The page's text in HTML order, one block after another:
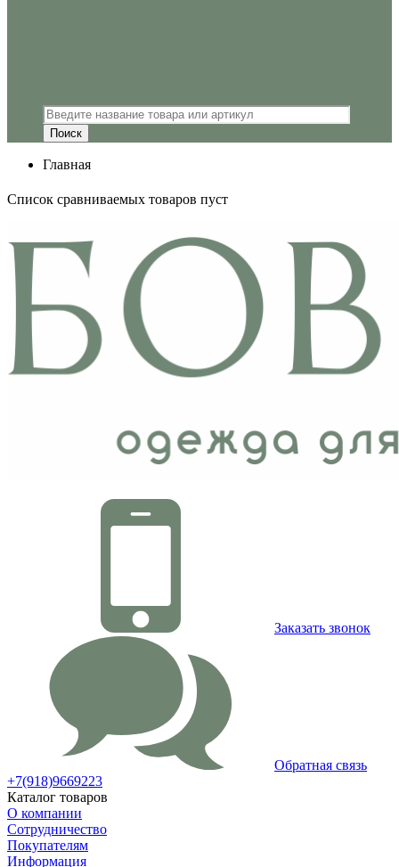
Главная
Список сравниваемых товаров пуст
Заказать звонок
Обратная связь
+7(918)9669223
Каталог товаров
О компании
Сотрудничество
Покупателям
Информация